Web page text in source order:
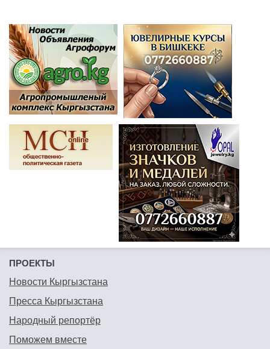
ПРОЕКТЫ
Новости Кыргызстана
Пресса Кыргызстана
Народный репортёр
Поможем вместе